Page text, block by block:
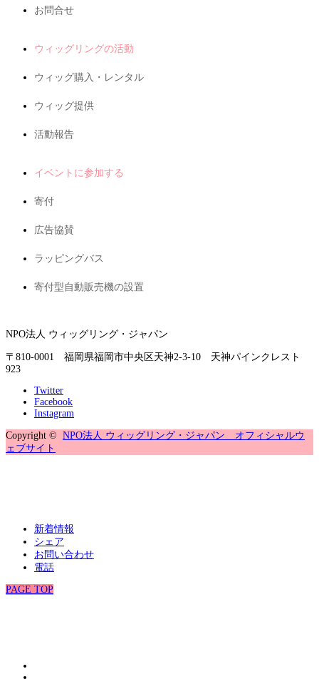
お問合せ
ウィッグリングの活動
ウィッグ購入・レンタル
ウィッグ提供
活動報告
イベントに参加する
寄付
広告協賛
ラッピングバス
寄付型自動販売機の設置
NPO法人 ウィッグリング・ジャパン
〒810-0001 福岡県福岡市中央区天神2-3-10 天神パインクレスト
923
Twitter
Facebook
Instagram
Copyright © NPO法人 ウィッグリング・ジャパン オフィシャルウ
ェブサイト
新着情報
シェア
お問い合わせ
電話
PAGE TOP